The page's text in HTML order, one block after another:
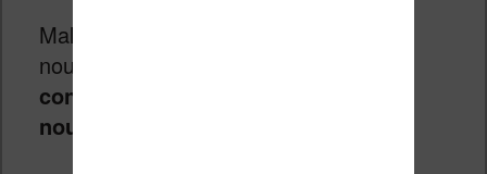
Malheureusement, la France est à
nouveau soumise à la règle stricte du
confinement
nouvelle pénurie de liseuse